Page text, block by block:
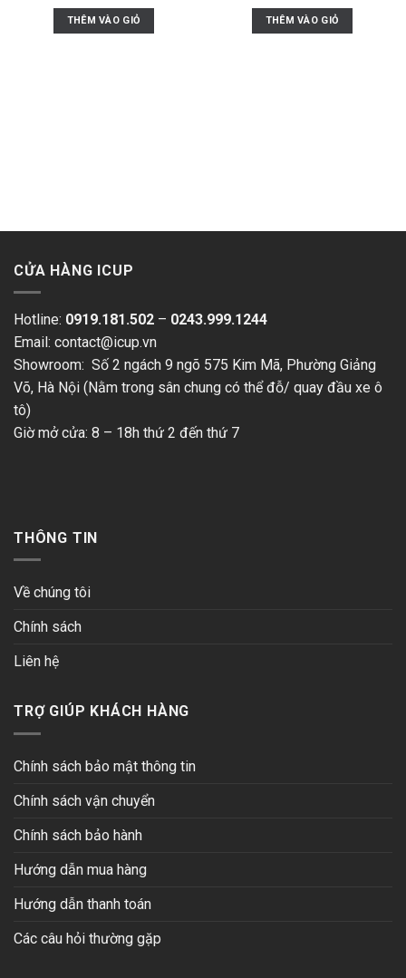
THÊM VÀO GIỎ THÊM VÀO GIỎ
CỬA HÀNG ICUP
Hotline: 0919.181.502 – 0243.999.1244
Email: contact@icup.vn
Showroom: Số 2 ngách 9 ngõ 575 Kim Mã, Phường Giảng
Võ, Hà Nội (Nằm trong sân chung có thể đỗ/ quay đầu xe ô
tô)
Giờ mở cửa: 8 – 18h thứ 2 đến thứ 7
THÔNG TIN
Về chúng tôi
Chính sách
Liên hệ
TRỢ GIÚP KHÁCH HÀNG
Chính sách bảo mật thông tin
Chính sách vận chuyển
Chính sách bảo hành
Hướng dẫn mua hàng
Hướng dẫn thanh toán
Các câu hỏi thường gặp